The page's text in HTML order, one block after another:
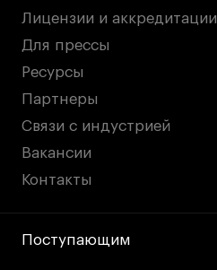
Лицензии и аккредитации
Для прессы
Ресурсы
Партнеры
Связи с индустрией
Вакансии
Контакты
Поступающим